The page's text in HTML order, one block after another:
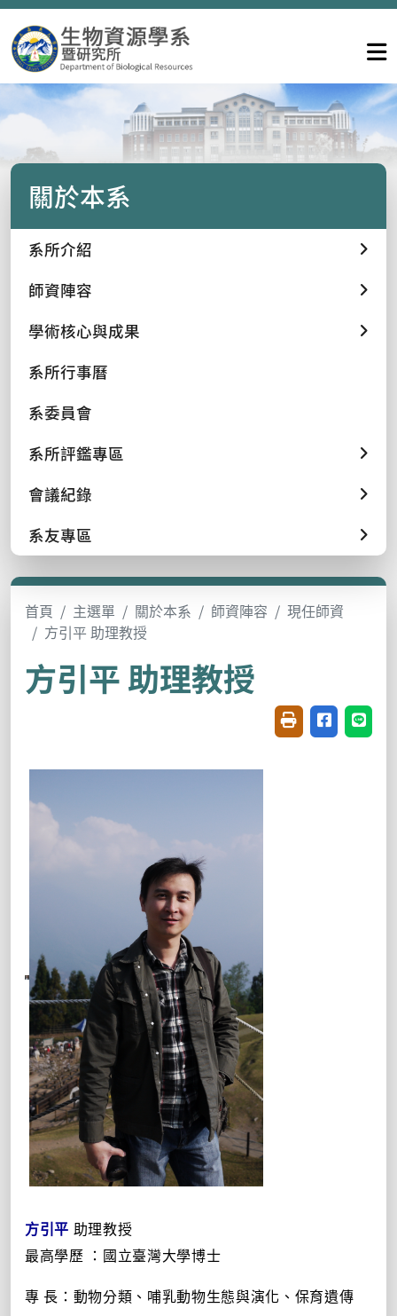
關於本系
系所介紹
師資陣容
學術核心與成果
系所行事曆
系委員會
系所評鑑專區
會議紀錄
系友專區
首頁 主選單 關於本系 師資陣容
現任師資
方引平 助理教授
方引平 助理教授
友善列印(開新視
分享至臉書
分享
方引平 助理教授
最高學歷
： 國立臺灣大學博士
專 長：動物分類、哺乳動物生態與演化、保育遺傳